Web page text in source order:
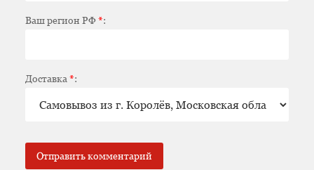
Ваш регион РФ*:
Доставка *: